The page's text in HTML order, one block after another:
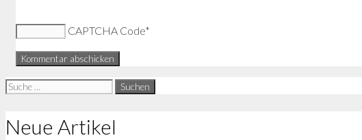
CAPTCHA Code*
Suche
Neue Artikel